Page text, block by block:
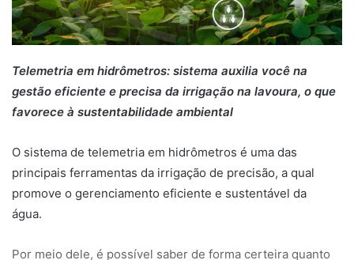
Telemetria em hidrômetros: sistema auxilia você na
gestão eficiente e precisa da irrigação na lavoura, o que
favorece à sustentabilidade ambiental
O sistema de telemetria em hidrômetros é uma das
principais ferramentas da irrigação de precisão, a qual
promove o gerenciamento eficiente e sustentável da
água.
Por meio dele, é possível saber de forma certeira quanto